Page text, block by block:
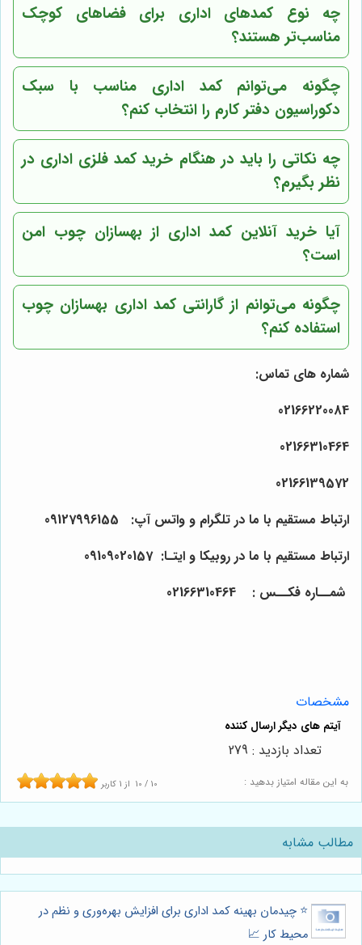
چه نوع کمدهای اداری برای فضاهای کوچک
مناسب‌تر هستند؟
چگونه می‌توانم کمد اداری مناسب با سبک
دکوراسیون دفتر کارم را انتخاب کنم؟
چه نکاتی را باید در هنگام خرید کمد فلزی اداری در
نظر بگیرم؟
آیا خرید آنلاین کمد اداری از بهسازان چوب امن
است؟
چگونه می‌توانم از گارانتی کمد اداری بهسازان چوب
استفاده کنم؟
شماره های تماس:
02166220084
02166310464
02166139572
ارتباط مستقیم با ما در تلگرام و واتس آپ: 0912
7996155
ارتباط مستقیم با ما در روبیکا و ایتـا: 0910
9020157
شمــاره فکــس : 021
66310464
مشخصات
به این مقاله امتیاز بدهید : 10 / 10 از 1 کاربر
تعداد بازدید : 279
مطالب مشابه
⭐️ چیدمان بهینه کمد اداری برای افزایش بهره‌وری و نظم در
محیط کار 📈